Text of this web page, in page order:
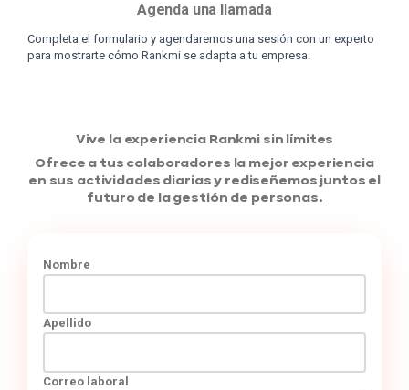
Agenda una llamada
Completa el formulario y agendaremos una sesión con un experto
para mostrarte cómo Rankmi se adapta a tu empresa.
Vive la experiencia Rankmi sin límites
Ofrece a tus colaboradores la mejor experiencia
en sus actividades diarias y rediseñemos juntos el
futuro de la gestión de personas.
Nombre
Apellido
Correo laboral